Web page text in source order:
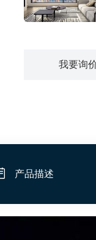
我要询
产品描述